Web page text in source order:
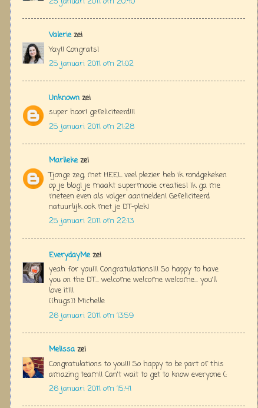
Valeriezei
Yay!! Congrats!
25 januari 2011 om 21:02
Unknown zei
super hoor! gefeliciteerd!!!
25 januari 2011 om 21:28
Marliekezei
Tjonge zeg, met HEEL veel plezier heb ik rondgekeken
op je blog! je maakt supermooie creaties! Ik ga me
meteen even als volger aanmelden! Gefeliciteerd
natuurlijk ook met je DT-plek!
25 januari 2011 om 22:13
EverydayMezei
yeah for you!!! Congratulations!!! So happy to have
you on the DT... welcome welcome welcome... you'll
love it!!!
{{hugs}} Michelle
26 januari 2011 om 13:59
Melissa zei
Congratulations to you!!! So happy to be part of this
amazing team!! Can't wait to get to know everyone (:
26 januari 2011 om 15:41